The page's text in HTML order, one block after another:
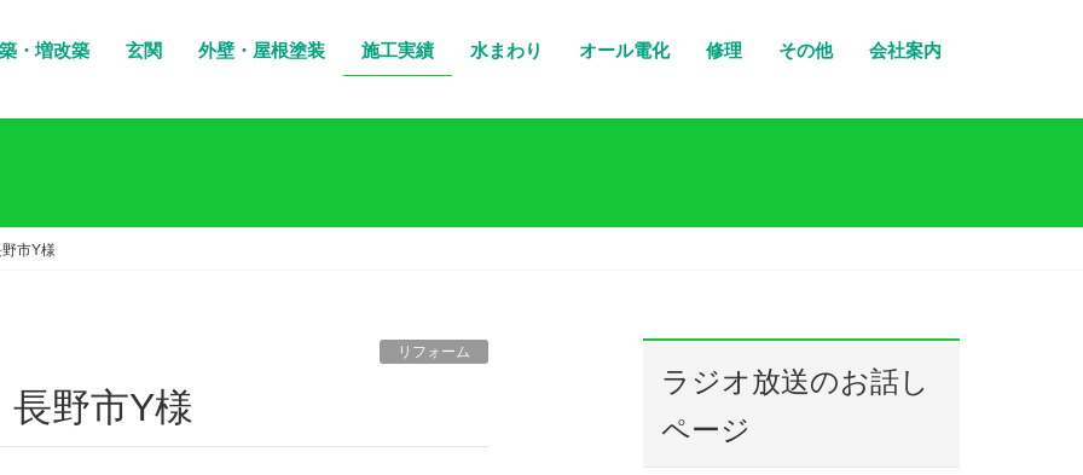
・増改築 玄関 外壁・屋根塗装 施工実績 水まわり オール電化 修理 その他 会社案内
市Y様
リフォーム
長野市Y様
ラジオ放送のお話し
ページ